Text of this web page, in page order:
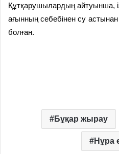
Құтқарушылардың айтуынша,
ағынның себебінен су астынан
болған.
Бұқар жырау
Нұра